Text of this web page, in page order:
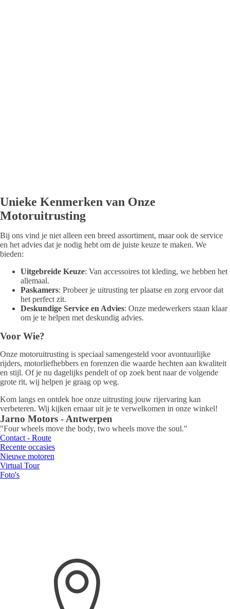
Unieke Kenmerken van Onze
Motoruitrusting
Bij ons vind je niet alleen een breed assortiment, maar ook de service
en het advies dat je nodig hebt om de juiste keuze te maken. We
bieden:
Uitgebreide Keuze: Van accessoires tot kleding, we hebben het
allemaal.
Paskamers: Probeer je uitrusting ter plaatse en zorg ervoor dat
het perfect zit.
Deskundige Service en Advies: Onze medewerkers staan klaar
om je te helpen met deskundig advies.
Voor Wie?
Onze motoruitrusting is speciaal samengesteld voor avontuurlijke
rijders, motorliefhebbers en forenzen die waarde hechten aan kwaliteit
en stijl. Of je nu dagelijks pendelt of op zoek bent naar de volgende
grote rit, wij helpen je graag op weg.
Kom langs en ontdek hoe onze uitrusting jouw rijervaring kan
verbeteren. Wij kijken ernaar uit je te verwelkomen in onze winkel!
Jarno Motors - Antwerpen
"Four wheels move the body, two wheels move the soul."
Contact - Route
Recente occasies
Nieuwe motoren
Virtual Tour
Foto's